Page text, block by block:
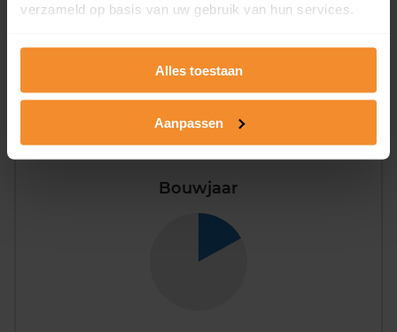
verzameld op basis van uw gebruik van hun services.
Alles toestaan
Aanpassen
Bouwjaar